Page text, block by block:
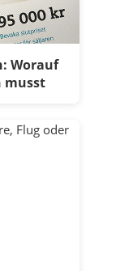
Worauf
musst